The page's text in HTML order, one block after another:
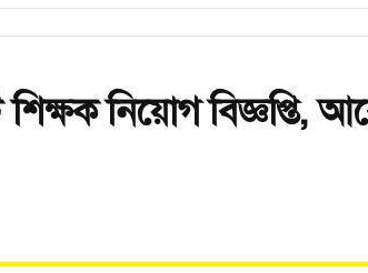
শিক্ষক নিয়োগ বিজ্ঞপ্তি,